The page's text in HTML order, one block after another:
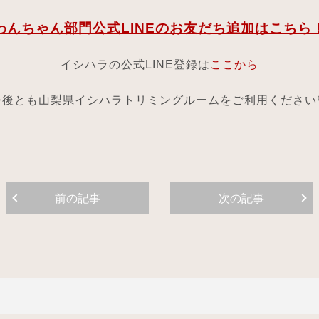
んちゃん部門公式LINEのお友だち追加はこちら
イシハラの公式LINE登録は ここから
後とも山梨県イシハラトリミングルームをご利用くださ
前の記事 次の記事